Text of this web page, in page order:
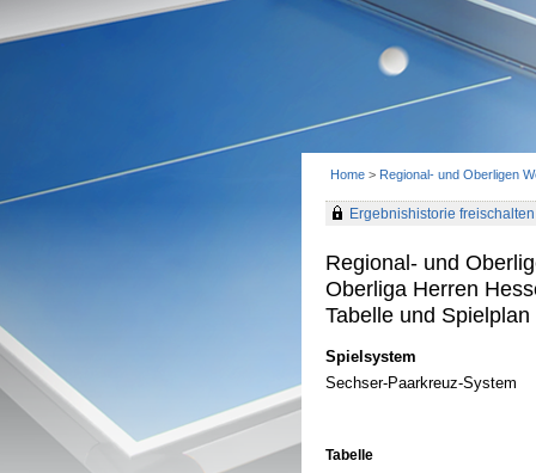
Home > Regional- und Oberligen
Ergebnishistorie freischalten
Regional- und
Oberliga Herren
Tabelle und
Spielsystem
Sechser-Paarkreuz-System
Tabelle